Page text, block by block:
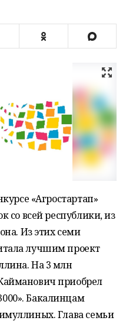
«Агростартап»
со всей республики, из
Из этих семи
лучшим проект
На 3 млн
приобрел
Бакалинцам
Глава семьи